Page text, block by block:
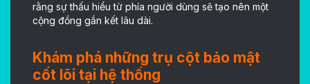
rằng sự thấu hiểu từ phía người dùng sẽ tạo nên một
cộng đồng gắn kết lâu dài.
Khám phá những trụ cột bảo mật
cốt lõi tại hệ thống